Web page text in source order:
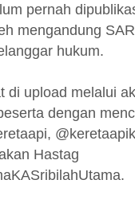
pernah
mengandung
hukum.
di upload melalui
dengan
Hastag